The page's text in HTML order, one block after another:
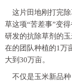
这片田地刚打完
草这项“苦差事”变
研发的抗除草剂的
在的团队种植的1万
大到30万亩。
不仅是玉米新品